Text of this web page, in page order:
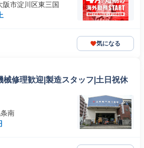
市淀川区東三国
気になる
械修理歓迎|製造スタッフ|土日祝休
南